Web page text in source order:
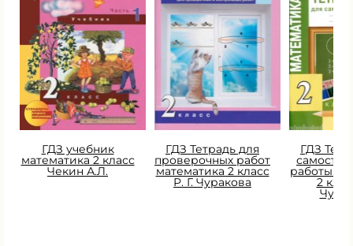
ГДЗ учебник
математика 2 класс
Чекин А.Л.
ГДЗ Тетрадь для
проверочных работ
математика 2 класс
Р. Г. Чуракова
ГДЗ
работы
2